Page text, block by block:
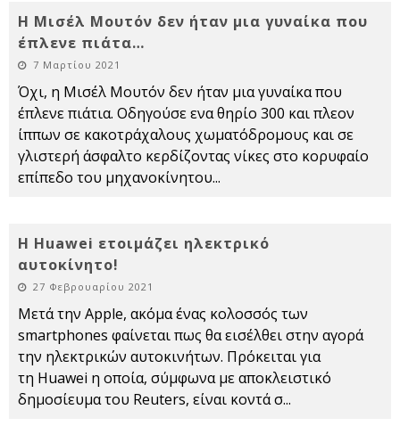
Η Μισέλ Μουτόν δεν ήταν μια γυναίκα που
έπλενε πιάτα…
7 Μαρτίου 2021
Όχι, η Μισέλ Μουτόν δεν ήταν μια γυναίκα που
έπλενε πιάτια. Οδηγούσε ενα θηρίο 300 και πλεον
ίππων σε κακοτράχαλους χωματόδρομους και σε
γλιστερή άσφαλτο κερδίζοντας νίκες στο κορυφαίο
επίπεδο του μηχανοκίνητου...
Η Huawei ετοιμάζει ηλεκτρικό
αυτοκίνητο!
27 Φεβρουαρίου 2021
Μετά την Apple, ακόμα ένας κολοσσός των
smartphones φαίνεται πως θα εισέλθει στην αγορά
την ηλεκτρικών αυτοκινήτων. Πρόκειται για
τη Huawei η οποία, σύμφωνα με αποκλειστικό
δημοσίευμα του Reuters, είναι κοντά σ...